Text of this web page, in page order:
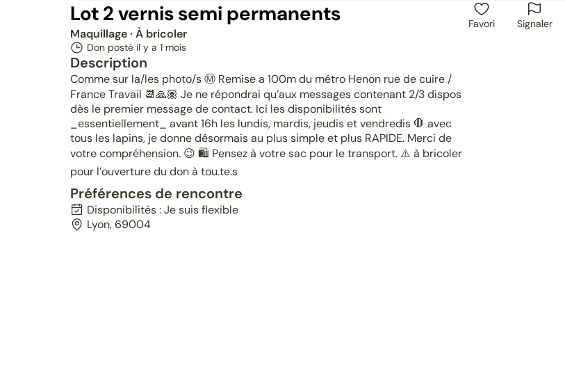
Lot 2 vernis semi permanents
Maquillage· À bricoler
Don posté il y a 1 mois
Description
Comme sur la/les photo/s Ⓜ️ Remise a 100m du métro Henon rue de cuire /
France Travail 📆🙏🏽 Je ne répondrai qu’aux messages contenant 2/3 dispos
dès le premier message de contact. Ici les disponibilités sont
_essentiellement_ avant 16h les lundis, mardis, jeudis et vendredis 🛑 avec
tous les lapins, je donne désormais au plus simple et plus RAPIDE. Merci de
votre compréhension. 😉 🛍️ Pensez à votre sac pour le transport. ⚠️ à bricoler
pour l’ouverture du don à tou.te.s
Favori Signaler
Préférences de rencontre
Disponibilités : Je suis flexible
Lyon, 69004